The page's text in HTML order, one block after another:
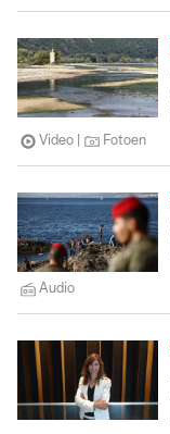
Video Fotoen
Audio